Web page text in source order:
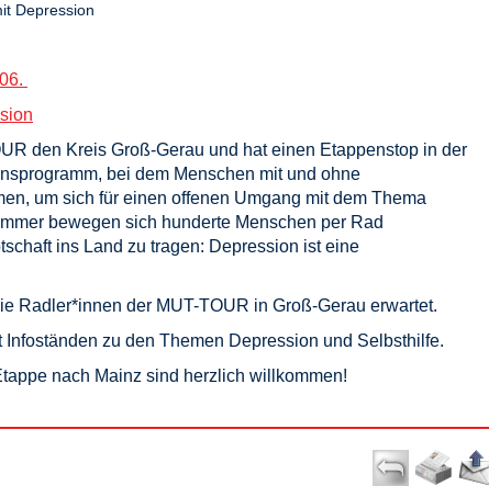
Depression
den Kreis Groß-Gerau und hat einen Etappenstop in der
bei dem Menschen mit und ohne
um sich für einen offenen Umgang mit dem Thema
bewegen sich hunderte Menschen per Rad
ins Land zu tragen: Depression ist eine
Radler*innen der MUT-TOUR in Groß-Gerau erwartet.
zu den Themen Depression und Selbsthilfe.
nach Mainz sind herzlich willkommen!